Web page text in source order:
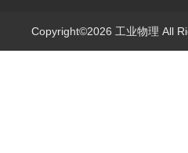
Copyright©2026 工业物理 All